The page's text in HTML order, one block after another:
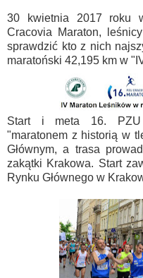
30 kwietnia 2017 roku
Cracovia Maraton,
sprawdzić kto z nich
maratoński 42,195 km w
Start i meta 16. PZU
"maratonem z historią w
Głównym, a trasa
zakątki Krakowa. Start
Rynku Głównego w